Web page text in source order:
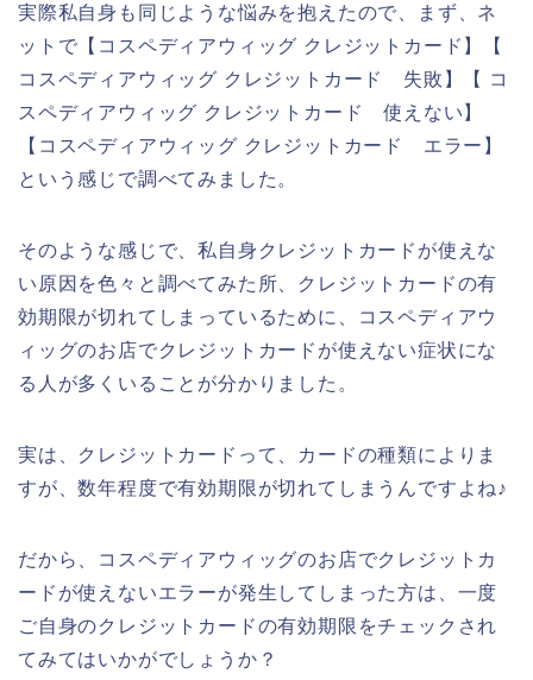
実際私自身も同じような悩みを抱えたので、まず、ネ
ットで【コスペディアウィッグ クレジットカード】【
コスペディアウィッグ クレジットカード 失敗】【 コ
スペディアウィッグ クレジットカード 使えない】
【コスペディアウィッグ クレジットカード エラー】
という感じで調べてみました。
そのような感じで、私自身クレジットカードが使えな
い原因を色々と調べてみた所、クレジットカードの有
効期限が切れてしまっているために、コスペディアウ
ィッグのお店でクレジットカードが使えない症状にな
る人が多くいることが分かりました。
実は、クレジットカードって、カードの種類によりま
すが、数年程度で有効期限が切れてしまうんですよね♪
だから、コスペディアウィッグのお店でクレジットカ
ードが使えないエラーが発生してしまった方は、一度
ご自身のクレジットカードの有効期限をチェックされ
てみてはいかがでしょうか？